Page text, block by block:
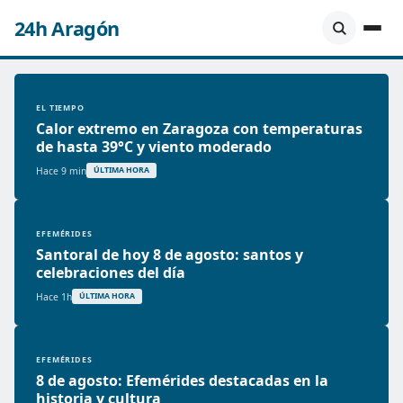
24h Aragón
EL TIEMPO
Calor extremo en Zaragoza con temperaturas
de hasta 39°C y viento moderado
Hace 9 min ÚLTIMA HORA
EFEMÉRIDES
Santoral de hoy 8 de agosto: santos y
celebraciones del día
Hace 1h ÚLTIMA HORA
EFEMÉRIDES
8 de agosto: Efemérides destacadas en la
historia y cultura